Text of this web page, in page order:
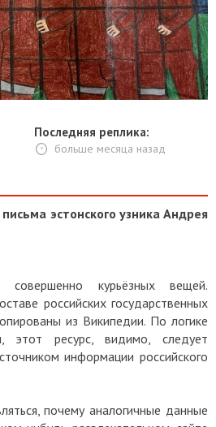
Последняя реплика:
больше месяца назад
эстонского узника Андрея
курьёзных вещей.
российских государственных
из Википедии. По логике
этот ресурс, видимо, следует
информации российского
почему аналогичные данные